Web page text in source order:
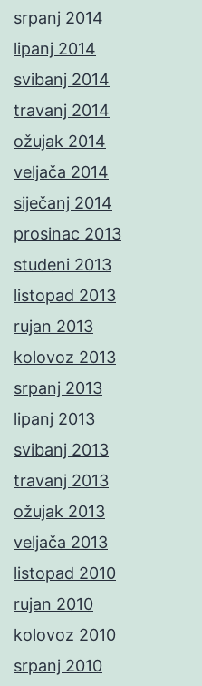
srpanj 2014
lipanj 2014
svibanj 2014
travanj 2014
ožujak 2014
veljača 2014
siječanj 2014
prosinac 2013
studeni 2013
listopad 2013
rujan 2013
kolovoz 2013
srpanj 2013
lipanj 2013
svibanj 2013
travanj 2013
ožujak 2013
veljača 2013
listopad 2010
rujan 2010
kolovoz 2010
srpanj 2010